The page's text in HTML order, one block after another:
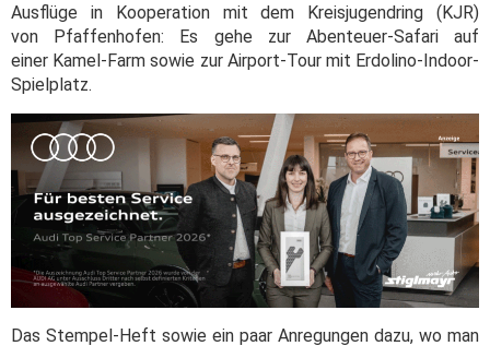
Ausflüge in Kooperation mit dem Kreisjugendring (KJR)
von Pfaffenhofen: Es gehe zur Abenteuer-Safari auf
einer Kamel-Farm sowie zur Airport-Tour mit Erdolino-Indoor-
Spielplatz.
Das Stempel-Heft sowie ein paar Anregungen dazu, wo man